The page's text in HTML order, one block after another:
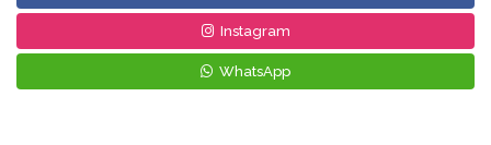
Instagram
WhatsApp